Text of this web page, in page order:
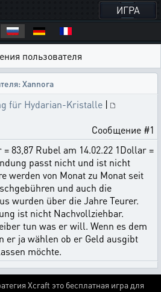
ИГРА
пользователя
Xannora
für Hydarian-Kristalle |
Сообщение #1
= 83,87 Rubel am 14.02.22 1Dollar =
passt nicht und ist nicht
werden von Monat zu Monat seit
und auch die
wurden über die Jahre Teurer.
ist nicht Nachvollziehbar.
tun was er will. Wenn es dem
er ja wählen ob er Geld ausgibt
möchte.
Xcraft это бесплатная игра для